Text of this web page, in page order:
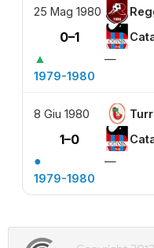
25 Mag 1980
0–1
▲
—
1979-1980
8 Giu 1980
1–0
●
—
1979-1980